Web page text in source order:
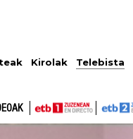
Kirolak Telebista